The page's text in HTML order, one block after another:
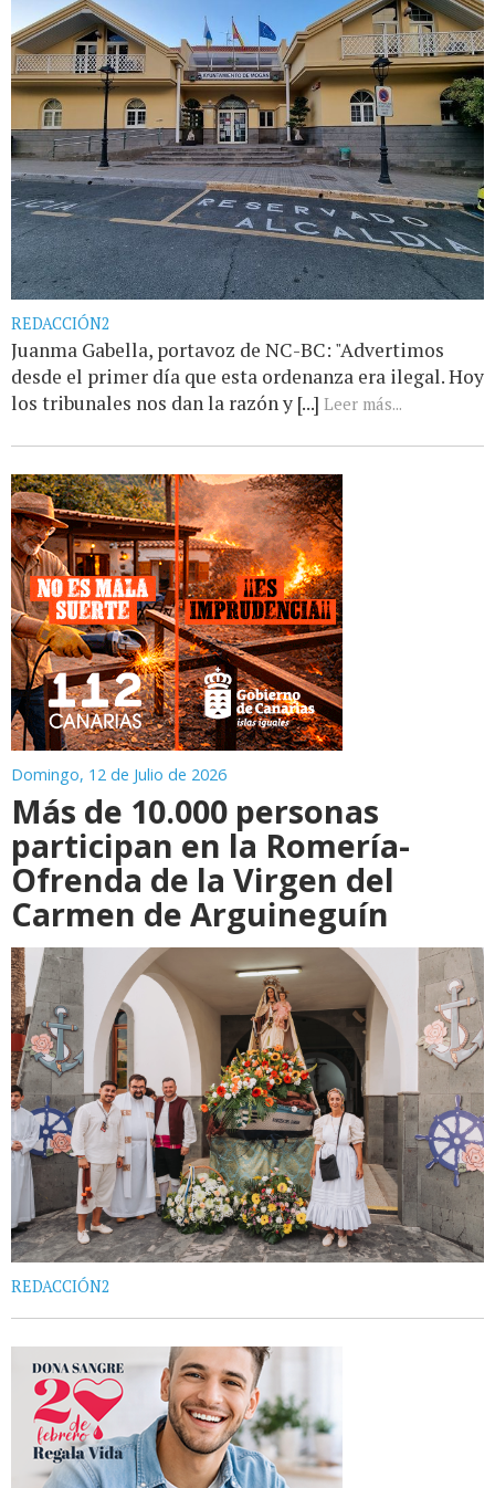
REDACCIÓN2
Juanma Gabella, portavoz de NC-BC: "Advertimos
desde el primer día que esta ordenanza era ilegal. Hoy
los tribunales nos dan la razón y [...] Leer más...
Domingo, 12 de Julio de 2026
Más de 10.000 personas
participan en la Romería-
Ofrenda de la Virgen del
Carmen de Arguineguín
REDACCIÓN2